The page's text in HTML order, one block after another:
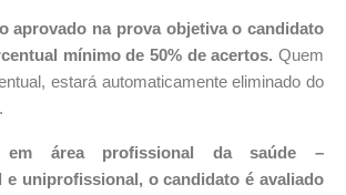
aprovado na prova objetiva o candidato
mínimo de 50% de acertos. Quem
estará automaticamente eliminado do
em área profissional da saúde –
uniprofissional, o candidato é avaliado